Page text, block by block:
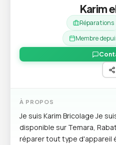
Karim
Réparations
Membre
À PROPOS
Je suis Karim Bricolage Je
disponible sur Temara,
réparer tout type d'appareil